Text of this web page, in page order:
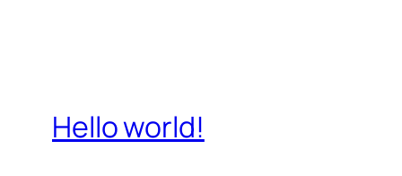
Hello world!